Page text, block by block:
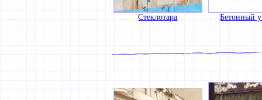
Стеклотара Бетонный